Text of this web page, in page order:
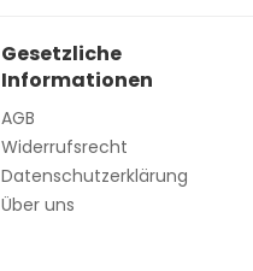
Gesetzliche
Informationen
AGB
Widerrufsrecht
Datenschutzerklärung
Über uns